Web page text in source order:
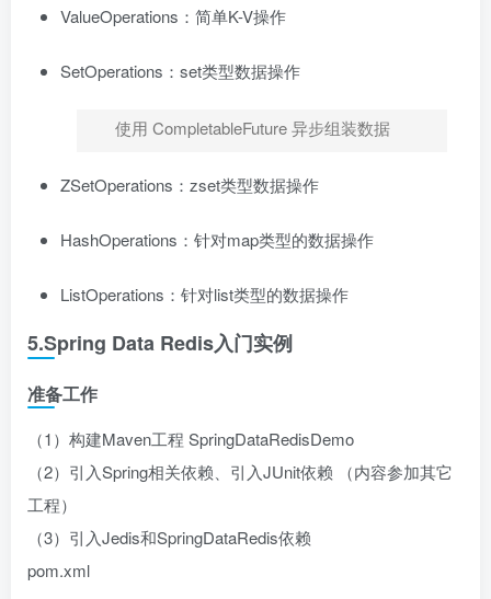
ValueOperations：简单K-V操作
SetOperations：set类型数据操作
使用 CompletableFuture 异步组装数据
ZSetOperations：zset类型数据操作
HashOperations：针对map类型的数据操作
ListOperations：针对list类型的数据操作
5.Spring Data Redis入门实例
准备工作
（1）构建Maven工程 SpringDataRedisDemo
（2）引入Spring相关依赖、引入JUnit依赖 （内容参加其它
工程）
（3）引入Jedis和SpringDataRedis依赖
pom.xml